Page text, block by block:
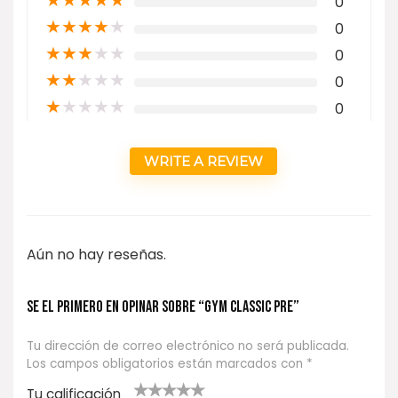
★★★★★ 0
★★★★★ 0
★★★★★ 0
★★★★★ 0
WRITE A REVIEW
Aún no hay reseñas.
Se el primero en opinar sobre “GYM CLASSIC PRE”
Tu dirección de correo electrónico no será publicada.
Los campos obligatorios están marcados con *
Tu calificación